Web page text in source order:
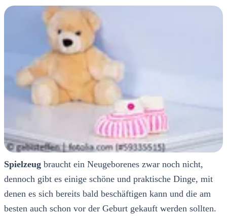
Spielzeug braucht ein Neugeborenes zwar noch nicht,
dennoch gibt es einige schöne und praktische Dinge, mit
denen es sich bereits bald beschäftigen kann und die am
besten auch schon vor der Geburt gekauft werden sollten.